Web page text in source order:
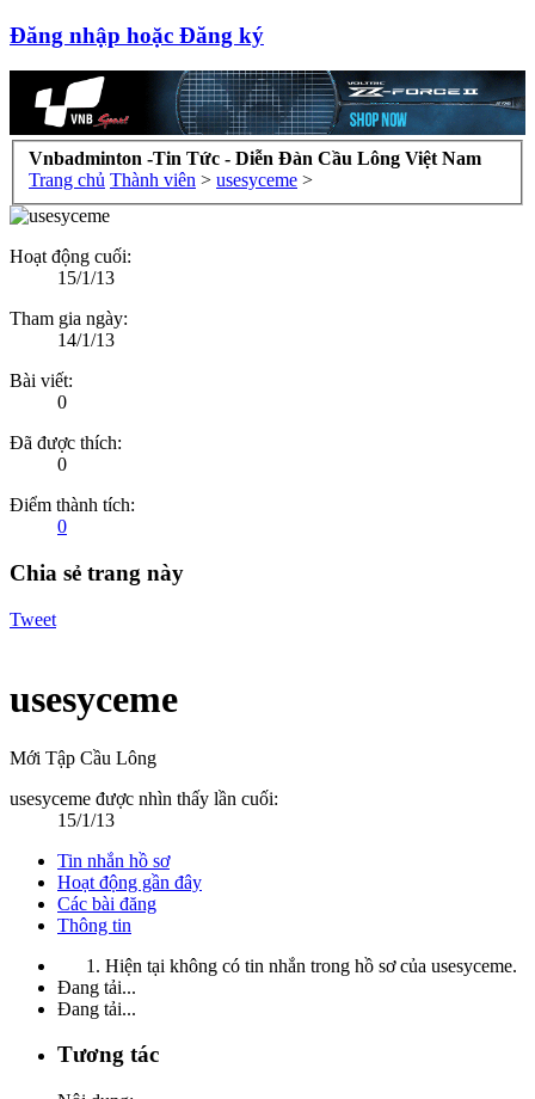
Đăng nhập hoặc Đăng ký
Vnbadminton -Tin Tức - Diễn Đàn Cầu Lông Việt Nam
Trang chủ Thành viên > usesyceme >
Hoạt động cuối:
15/1/13
Tham gia ngày:
14/1/13
Bài viết:
0
Đã được thích:
0
Điểm thành tích:
0
Chia sẻ trang này
Tweet
usesyceme
Mới Tập Cầu Lông
usesyceme được nhìn thấy lần cuối:
15/1/13
Tin nhắn hồ sơ
Hoạt động gần đây
Các bài đăng
Thông tin
Hiện tại không có tin nhắn trong hồ sơ của usesyceme.
Đang tải...
Đang tải...
Tương tác